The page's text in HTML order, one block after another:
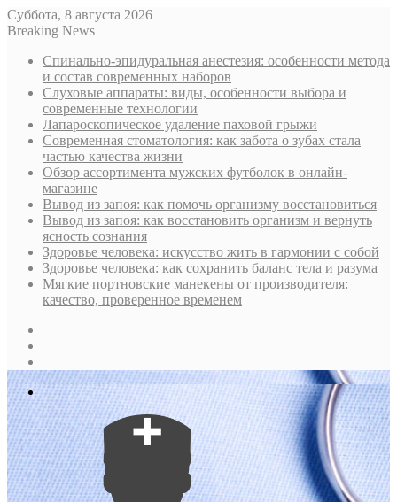
Суббота, 8 августа 2026
Breaking News
Спинально-эпидуральная анестезия: особенности метода
и состав современных наборов
Слуховые аппараты: виды, особенности выбора и
современные технологии
Лапароскопическое удаление паховой грыжи
Современная стоматология: как забота о зубах стала
частью качества жизни
Обзор ассортимента мужских футболок в онлайн-
магазине
Вывод из запоя: как помочь организму восстановиться
Вывод из запоя: как восстановить организм и вернуть
ясность сознания
Здоровье человека: искусство жить в гармонии с собой
Здоровье человека: как сохранить баланс тела и разума
Мягкие портновские манекены от производителя:
качество, проверенное временем
In
Меню